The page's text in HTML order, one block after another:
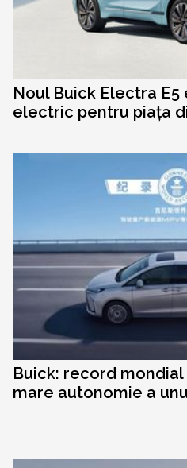
Noul Buick Electra E5
electric pentru piața
Buick: record
mare autonomie a